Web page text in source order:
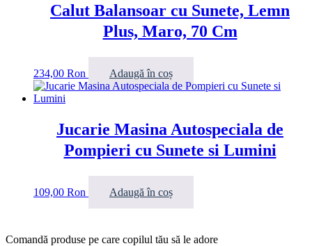
Calut Balansoar cu Sunete, Lemn
Plus, Maro, 70 Cm
234,00 Ron Adaugă în coș
Jucarie Masina Autospeciala de
Pompieri cu Sunete si Lumini
109,00 Ron Adaugă în coș
Comandă produse pe care copilul tău să le adore